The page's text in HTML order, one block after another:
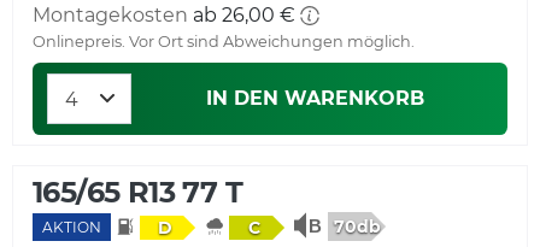
Montagekosten ab 26,00 €
Onlinepreis. Vor Ort sind Abweichungen möglich.
IN DEN WARENKORB
165/65 R13 77 T
AKTION D C 70db